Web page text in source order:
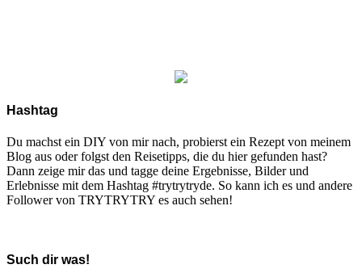
Hashtag
Du machst ein DIY von mir nach, probierst ein Rezept von meinem
Blog aus oder folgst den Reisetipps, die du hier gefunden hast?
Dann zeige mir das und tagge deine Ergebnisse, Bilder und
Erlebnisse mit dem Hashtag #trytrytryde. So kann ich es und andere
Follower von TRYTRYTRY es auch sehen!
Such dir was!